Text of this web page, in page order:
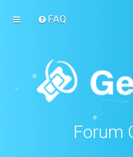
FAQ
Forum